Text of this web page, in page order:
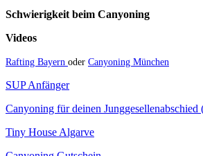
Schwierigkeit beim Canyoning
Videos
Rafting Bayern oder Canyoning München
SUP Anfänger
Canyoning für deinen Junggesellenabschied
Tiny House Algarve